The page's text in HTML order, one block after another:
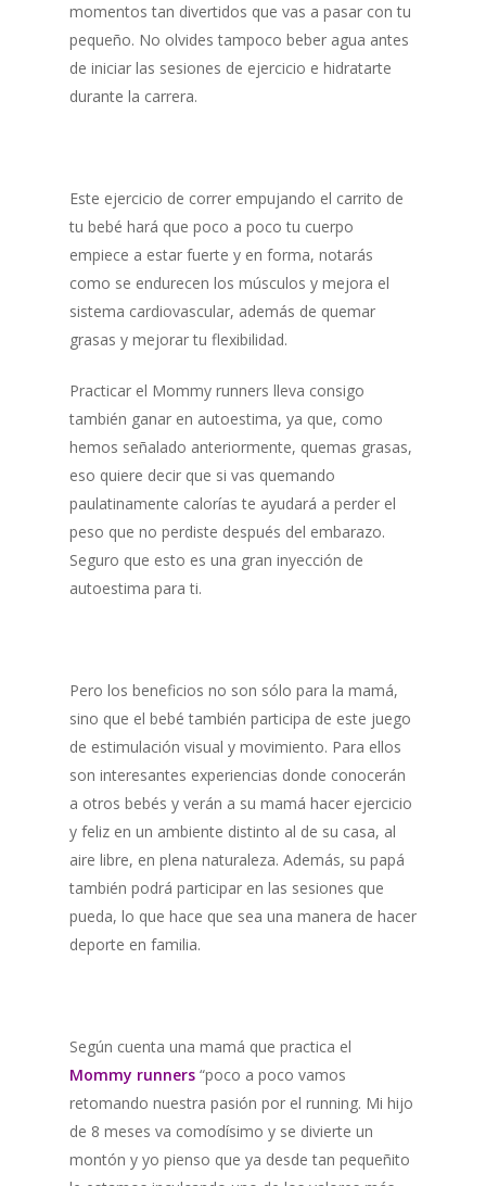
momentos tan divertidos que vas a pasar con tu
pequeño. No olvides tampoco beber agua antes
de iniciar las sesiones de ejercicio e hidratarte
durante la carrera.
Este ejercicio de correr empujando el carrito de
tu bebé hará que poco a poco tu cuerpo
empiece a estar fuerte y en forma, notarás
como se endurecen los músculos y mejora el
sistema cardiovascular, además de quemar
grasas y mejorar tu flexibilidad.
Practicar el Mommy runners lleva consigo
también ganar en autoestima, ya que, como
hemos señalado anteriormente, quemas grasas,
eso quiere decir que si vas quemando
paulatinamente calorías te ayudará a perder el
peso que no perdiste después del embarazo.
Seguro que esto es una gran inyección de
autoestima para ti.
Pero los beneficios no son sólo para la mamá,
sino que el bebé también participa de este juego
de estimulación visual y movimiento. Para ellos
son interesantes experiencias donde conocerán
a otros bebés y verán a su mamá hacer ejercicio
y feliz en un ambiente distinto al de su casa, al
aire libre, en plena naturaleza. Además, su papá
también podrá participar en las sesiones que
pueda, lo que hace que sea una manera de hacer
deporte en familia.
Según cuenta una mamá que practica el
Mommy runners “poco a poco vamos
retomando nuestra pasión por el running. Mi hijo
de 8 meses va comodísimo y se divierte un
montón y yo pienso que ya desde tan pequeñito